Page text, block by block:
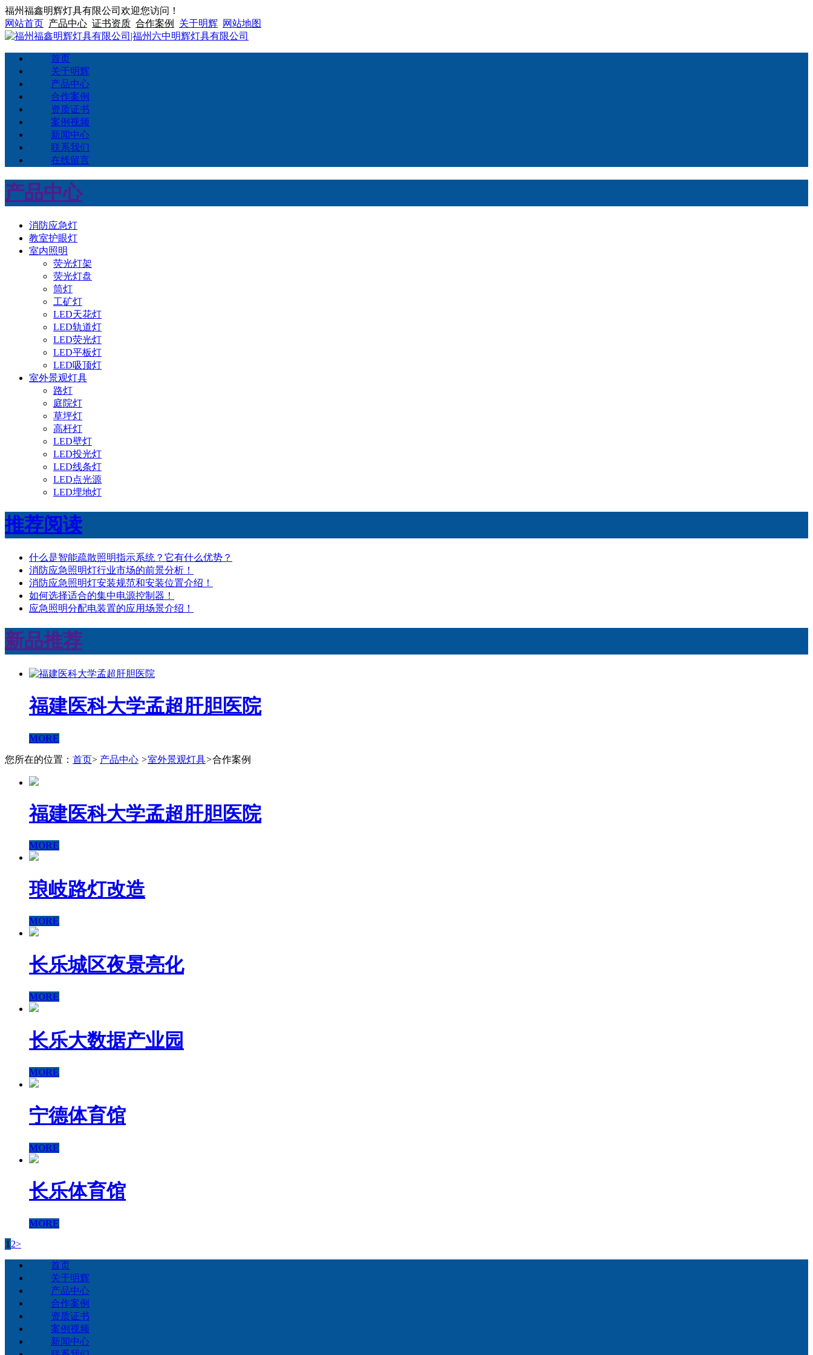
福州福鑫明辉灯具有限公司欢迎您访问！
网站首页 产品中心 证书资质 合作案例 关于明辉 网站地图
首页
关于明辉
产品中心
合作案例
资质证书
案例视频
新闻中心
联系我们
在线留言
产品中心
消防应急灯
教室护眼灯
室内照明
荧光灯架
荧光灯盘
筒灯
工矿灯
LED天花灯
LED轨道灯
LED荧光灯
LED平板灯
LED吸顶灯
室外景观灯具
路灯
庭院灯
草坪灯
高杆灯
LED壁灯
LED投光灯
LED线条灯
LED点光源
LED埋地灯
推荐阅读
什么是智能疏散​照明指示系统？它有什么优势？
消防应急照明灯行业市场的前景分析！
消防应急照明灯安装规范和安装位置介绍！
如何选择适合的集中电源控制器！
应急照明分配电装置的应用场景介绍！
新品推荐
福建医科大学孟超肝胆医院
MORE
您所在的位置： 首页> 产品中心 >室外景观灯具>合作案例
福建医科大学孟超肝胆医院
MORE
琅岐路灯改造
MORE
长乐城区夜景亮化
MORE
长乐大数据产业园
MORE
宁德体育馆
MORE
长乐体育馆
MORE
1 2>
首页
关于明辉
产品中心
合作案例
资质证书
案例视频
新闻中心